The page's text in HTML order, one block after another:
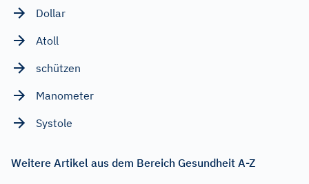
Dollar
Atoll
schützen
Manometer
Systole
Weitere Artikel aus dem Bereich Gesundheit A-Z